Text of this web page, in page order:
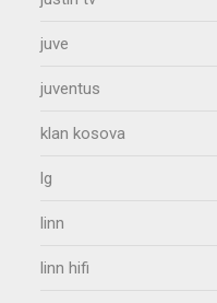
juve
juventus
klan kosova
lg
linn
linn hifi